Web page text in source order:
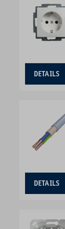
DETAILS
DETAILS